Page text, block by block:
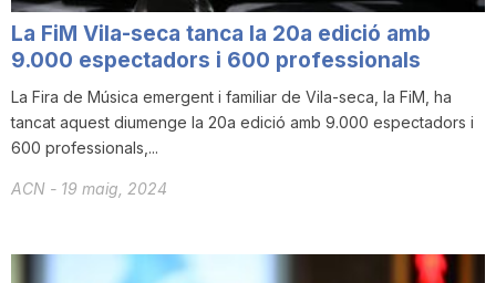
La FiM Vila-seca tanca la 20a edició amb
9.000 espectadors i 600 professionals
La Fira de Música emergent i familiar de Vila-seca, la FiM, ha
tancat aquest diumenge la 20a edició amb 9.000 espectadors i
600 professionals,...
ACN - 19 maig, 2024